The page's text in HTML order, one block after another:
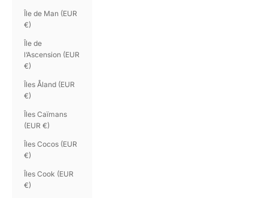
Île de Man (EUR
€)
Île de
l’Ascension (EUR
€)
Îles Åland (EUR
€)
Îles Caïmans
(EUR €)
Îles Cocos (EUR
€)
Îles Cook (EUR
€)